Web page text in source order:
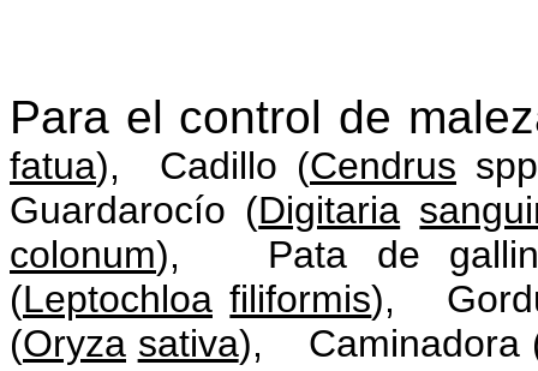
Para el control de
fatua), Cadillo (Cendrus
Guardarocío (Digitaria
colonum), Pata de
(Leptochloa filiformis),
(Oryza sativa), Caminadora